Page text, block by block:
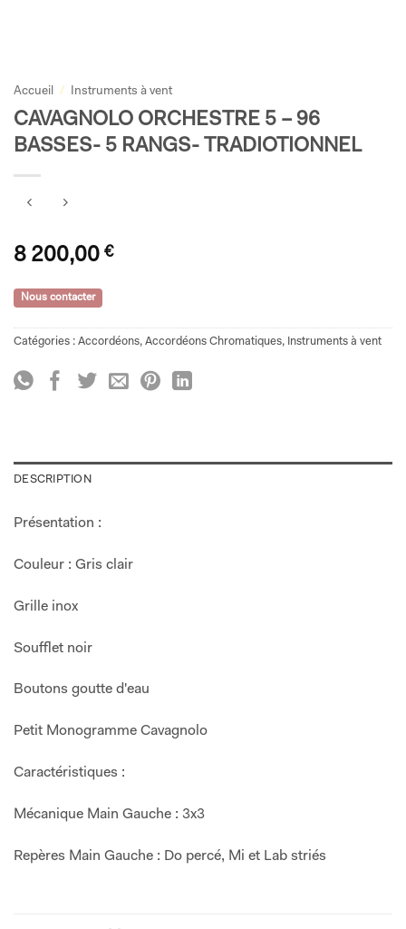
Accueil / Instruments à vent
CAVAGNOLO ORCHESTRE 5 – 96
BASSES- 5 RANGS- TRADIOTIONNEL
8 200,00 €
Nous contacter
Catégories : Accordéons, Accordéons Chromatiques, Instruments à vent
DESCRIPTION
Présentation :
Couleur : Gris clair
Grille inox
Soufflet noir
Boutons goutte d'eau
Petit Monogramme Cavagnolo
Caractéristiques :
Mécanique Main Gauche : 3x3
Repères Main Gauche : Do percé, Mi et Lab striés